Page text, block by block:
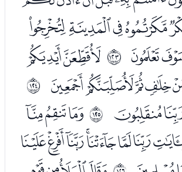
ﱺ ﭰﭱ
ﱻ
ﱼ ﭿﮀﮁ